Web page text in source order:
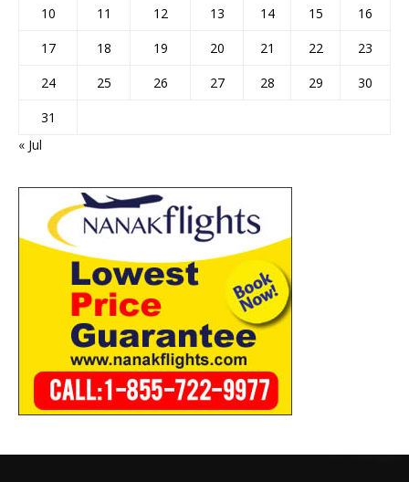
10
11 12 13 14 15
16
17
18 19 20 21 22
23
24
25 26 27 28 29
30
31
« Jul